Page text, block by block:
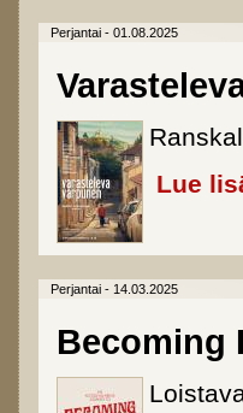
Perjantai - 01.08.2025
Lue
Perjantai - 14.03.2025
Becoming